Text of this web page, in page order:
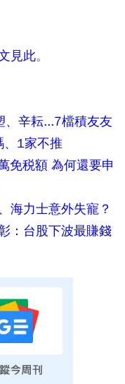
見此。
、辛耘...7檔積友友
、1家不推
免税額 為何還要申
海力士意外失寵？
：台股下波最賺錢